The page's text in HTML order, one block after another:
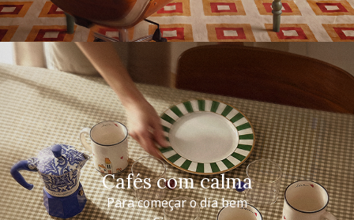
Cafés com calma
Para começar o dia bem